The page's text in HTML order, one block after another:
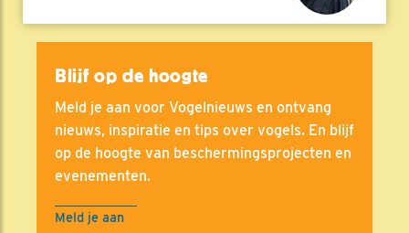
Blijf op de hoogte
Meld je aan voor Vogelnieuws en ontvang
nieuws, inspiratie en tips over vogels. En blijf
op de hoogte van beschermingsprojecten en
evenementen.
Meld je aan